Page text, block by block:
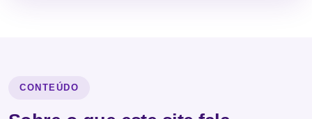
CONTEÚDO